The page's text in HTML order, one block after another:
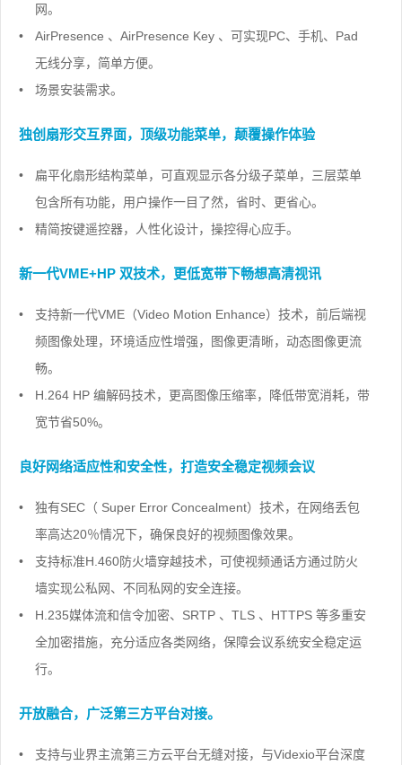
网。
•
AirPresence 、AirPresence Key 、可实现PC、手机、Pad
无线分享，简单方便。
•
场景安装需求。
独创扇形交互界面，顶级功能菜单，颠覆操作体验
•
扁平化扇形结构菜单，可直观显示各分级子菜单，三层菜单
包含所有功能，用户操作一目了然，省时、更省心。
•
精简按键遥控器，人性化设计，操控得心应手。
新一代VME+HP 双技术，更低宽带下畅想高清视讯
•
支持新一代VME（Video Motion Enhance）技术，前后端视
频图像处理，环境适应性增强，图像更清晰，动态图像更流
畅。
•
H.264 HP 编解码技术，更高图像压缩率，降低带宽消耗，带
宽节省50%。
良好网络适应性和安全性，打造安全稳定视频会议
•
独有SEC（ Super Error Concealment）技术，在网络丢包
率高达20％情况下，确保良好的视频图像效果。
•
支持标准H.460防火墙穿越技术，可使视频通话方通过防火
墙实现公私网、不同私网的安全连接。
•
H.235媒体流和信令加密、SRTP 、TLS 、HTTPS 等多重安
全加密措施，充分适应各类网络，保障会议系统安全稳定运
行。
开放融合，广泛第三方平台对接。
•
支持与业界主流第三方云平台无缝对接，与Videxio平台深度